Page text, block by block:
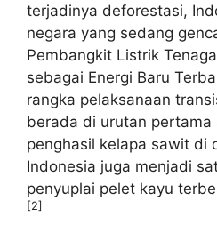
terjadinya deforestasi,
negara yang sedang
Pembangkit Listrik
sebagai Energi Baru
rangka pelaksanaan
berada di urutan pertama
penghasil kelapa sawit di
Indonesia juga menjadi
penyuplai pelet kayu
[2]